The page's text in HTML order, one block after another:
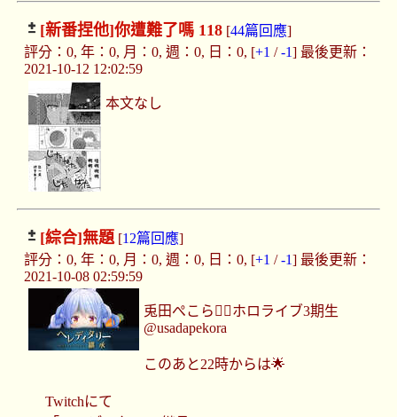
[新番捏他]你遭難了嗎 118[44篇回應]
評分：0, 年：0, 月：0, 週：0, 日：0, [+1 /-1] 最後更新：
2021-10-12 12:02:59
本文なし
[綜合]無題[12篇回應]
評分：0, 年：0, 月：0, 週：0, 日：0, [+1 /-1] 最後更新：
2021-10-08 02:59:59
兎田ぺこら👯‍♀️ホロライブ3期生
@usadapekora
このあと22時からは🌟
Twitchにて